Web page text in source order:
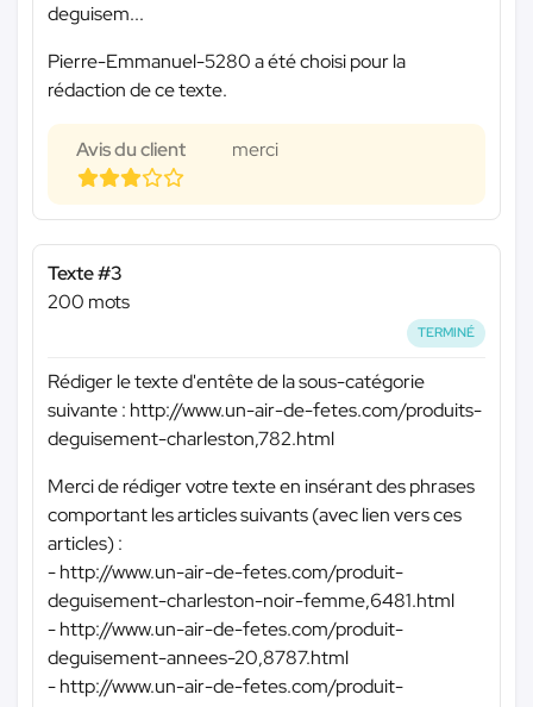
deguisem...
Pierre-Emmanuel-5280 a été choisi pour la
rédaction de ce texte.
Avis du client merci
Texte #3
200 mots
TERMINÉ
Rédiger le texte d'entête de la sous-catégorie
suivante : http://www.un-air-de-fetes.com/produits-
deguisement-charleston,782.html
Merci de rédiger votre texte en insérant des phrases
comportant les articles suivants (avec lien vers ces
articles) :
- http://www.un-air-de-fetes.com/produit-
deguisement-charleston-noir-femme,6481.html
- http://www.un-air-de-fetes.com/produit-
deguisement-annees-20,8787.html
- http://www.un-air-de-fetes.com/produit-